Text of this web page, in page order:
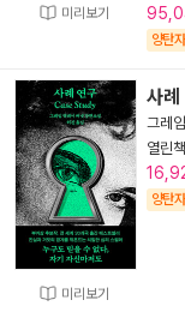
미리보기
양탄
미리보기
사례
그레
열린
양탄